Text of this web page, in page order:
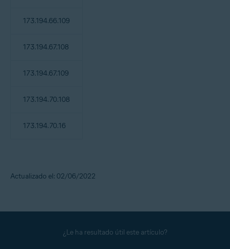
173.194.66.109
173.194.67.108
173.194.67.109
173.194.70.108
173.194.70.16
Actualizado el: 02/06/2022
¿Le ha resultado útil este artículo?